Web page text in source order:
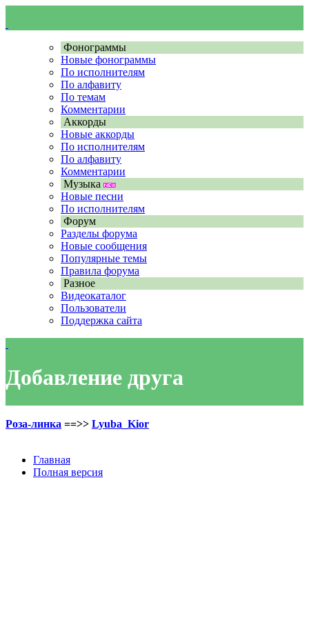
Фонограммы
Новые фонограммы
По исполнителям
По алфавиту
По темам
Комментарии
Аккорды
Новые аккорды
По исполнителям
По алфавиту
Комментарии
Музыка
Новые песни
По исполнителям
Форум
Разделы форума
Новые сообщения
Популярные темы
Правила форума
Разное
Видеокаталог
Пользователи
Поддержка сайта
Добавление друга
Роза-линка ==>> Lyuba_Kior
Главная
Полная версия